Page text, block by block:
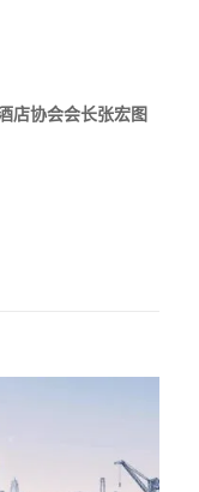
店协会会长张宏图